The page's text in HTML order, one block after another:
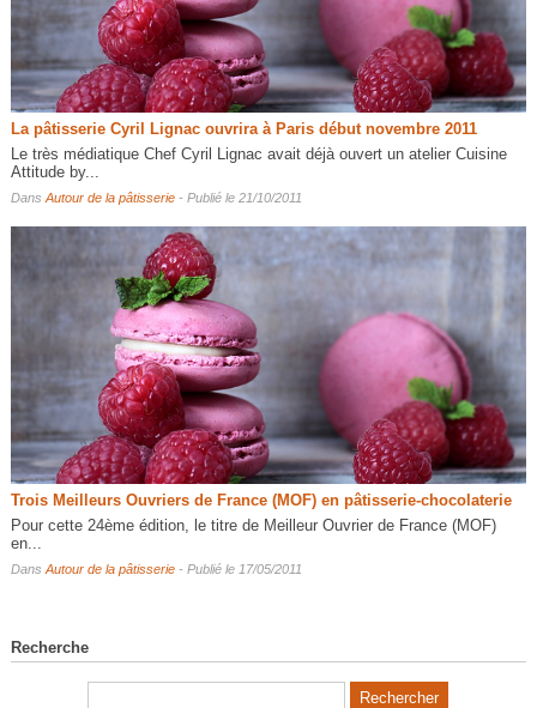
La pâtisserie Cyril Lignac ouvrira à Paris début novembre 2011
Le très médiatique Chef Cyril Lignac avait déjà ouvert un atelier Cuisine
Attitude by...
Dans Autour de la pâtisserie- Publié le 21/10/2011
Trois Meilleurs Ouvriers de France (MOF) en pâtisserie-chocolaterie
Pour cette 24ème édition, le titre de Meilleur Ouvrier de France (MOF)
en...
Dans Autour de la pâtisserie- Publié le 17/05/2011
Recherche